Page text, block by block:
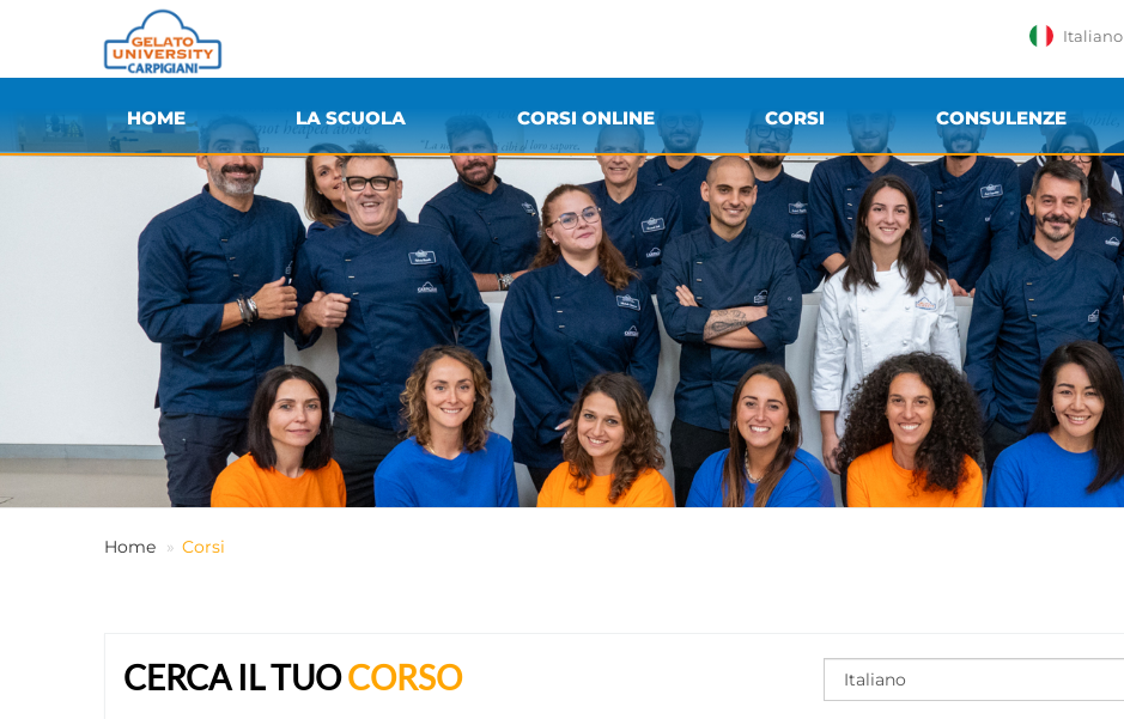
Italiano
HOME LA SCUOLA CORSI ONLINE CORSI CONSULENZE
Home Corsi
CERCA IL TUOCORSO